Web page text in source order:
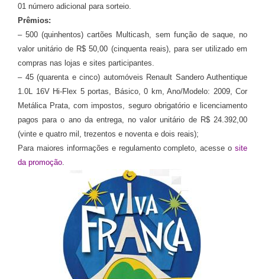
01 número adicional para sorteio.
Prêmios:
– 500 (quinhentos) cartões Multicash, sem função de saque, no
valor unitário de R$ 50,00 (cinquenta reais), para ser utilizado em
compras nas lojas e sites participantes.
– 45 (quarenta e cinco) automóveis Renault Sandero Authentique
1.0L 16V Hi-Flex 5 portas, Básico, 0 km, Ano/Modelo: 2009, Cor
Metálica Prata, com impostos, seguro obrigatório e licenciamento
pagos para o ano da entrega, no valor unitário de R$ 24.392,00
(vinte e quatro mil, trezentos e noventa e dois reais);
Para maiores informações e regulamento completo, acesse o site
da promoção.